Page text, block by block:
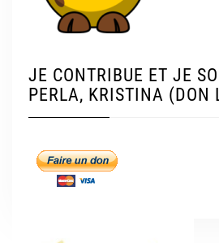
JE CONTRIBUE ET JE
PERLA, KRISTINA (DON